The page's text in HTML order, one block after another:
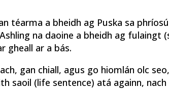
téarma a bheidh ag Puska sa
na daoine a bheidh ag fulaingt
gheall ar a bás.
gan chiall, agus go hiomlán olc
saoil (life sentence) atá againn,